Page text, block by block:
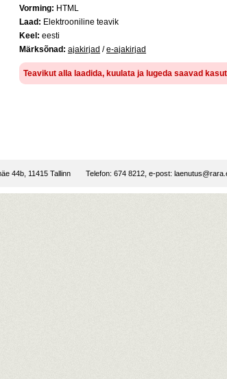
Vorming: HTML
Laad: Elektrooniline teavik
Keel: eesti
Märksõnad: ajakirjad /e-ajakirjad
Teavikut alla laadida, kuulata ja lugeda saavad
44b, 11415 Tallinn Telefon: 674 8212, e-post: